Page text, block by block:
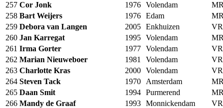
257 Cor Jonk 1976 Volendam
258 Bart Weijers 1976 Edam
259 Debora van Langen 2005 Enkhuizen
260 Jan Karregat 1995 Volendam
261 Irma Gorter 1977 Volendam
262 Marian Nieuweboer 1981 Volendam
263 Charlotte Kras 2000 Volendam
264 Steven Tack 1970 Amsterdam
265 Daan Smit 1994 Purmerend
266 Mandy de Graaf 1993 Monnickendam